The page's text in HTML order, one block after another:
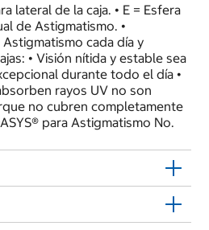
lateral de la caja. • E = Esfera
de Astigmatismo. •
cada día y
• Visión nítida y estable sea
durante todo el día •
rayos UV no son
no cubren completamente
para Astigmatismo No.